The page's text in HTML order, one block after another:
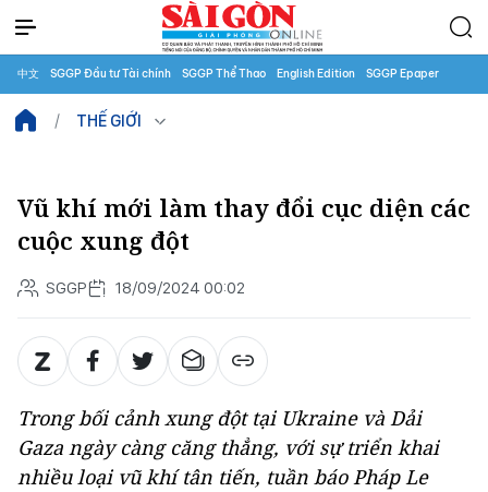
中文 SGGP Đầu tư Tài chính SGGP Thể Thao English Edition SGGP Epaper
THẾ GIỚI
Vũ khí mới làm thay đổi cục diện các
cuộc xung đột
SGGP 18/09/2024 00:02
Trong bối cảnh xung đột tại Ukraine và Dải
Gaza ngày càng căng thẳng, với sự triển khai
nhiều loại vũ khí tân tiến, tuần báo Pháp Le